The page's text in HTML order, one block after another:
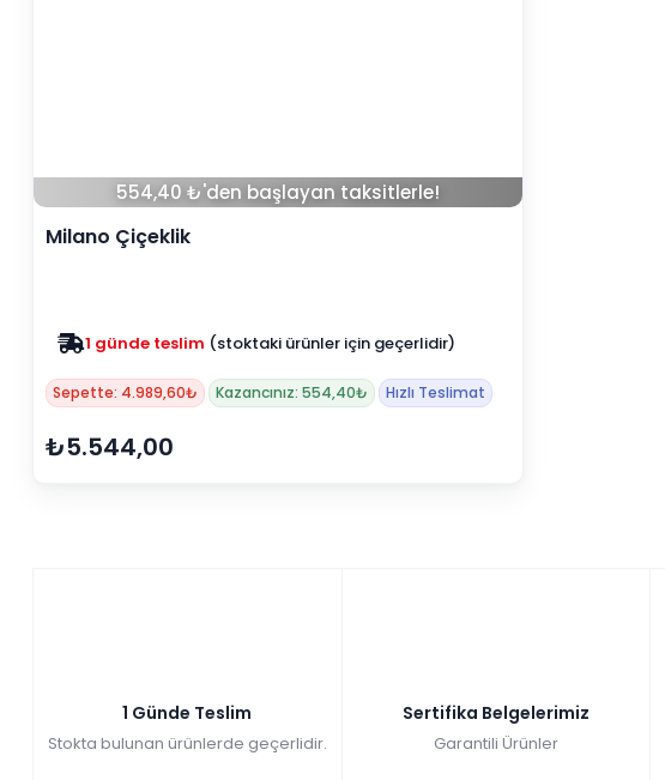
554,40 ₺'den başlayan taksitlerle!
Milano Çiçeklik
1 günde teslim (stoktaki ürünler için geçerlidir)
Sepette: 4.989,60₺ Kazancınız: 554,40₺ Hızlı Teslimat
₺5.544,00
1 Günde Teslim
Stokta bulunan ürünlerde geçerlidir.
Sertifika Belgelerimiz
Garantili Ürünler